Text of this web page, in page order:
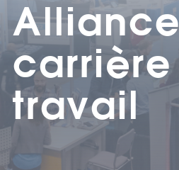
Alliance
carrière
travail